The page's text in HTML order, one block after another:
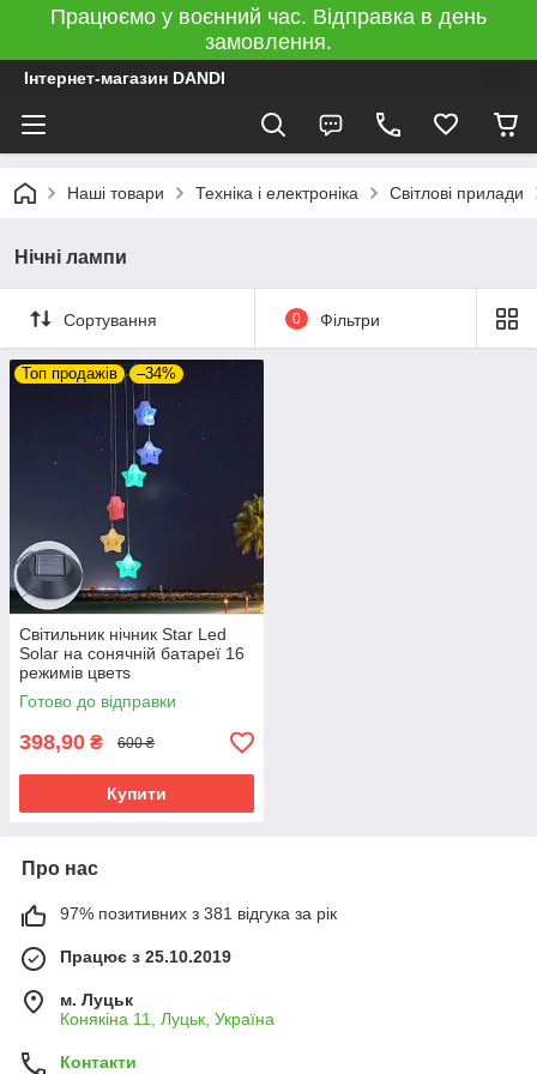
Працюємо у воєнний час. Відправка в день
замовлення.
Інтернет-магазин DANDI
Наші товари Техніка і електроніка Світлові прилади
Нічні лампи
Сортування 0 Фільтри
Топ продажів –34%
Світильник нічник Star Led
Solar на сонячній батареї 16
режимів цветs
Готово до відправки
398,90 ₴ 600 ₴
Купити
Про нас
97% позитивних з 381 відгука за рік
Працює з 25.10.2019
м. Луцьк
Конякіна 11, Луцьк, Україна
Контакти